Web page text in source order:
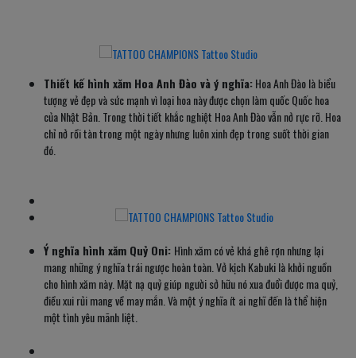
Thiết kế hình xăm Hoa Anh Đào và ý nghĩa:Hoa Anh Đào là biểu
tượng vẻ đẹp và sức mạnh vì loại hoa này được chọn làm quốc Quốc hoa
của Nhật Bản. Trong thời tiết khắc nghiệt Hoa Anh Đào vẫn nở rực rỡ. Hoa
chỉ nở rồi tàn trong một ngày nhưng luôn xinh đẹp trong suốt thời gian
đó.
Ý nghĩa hình xăm Quỷ Oni: Hình xăm có vẻ khá ghê rợn nhưng lại
mang những ý nghĩa trái ngược hoàn toàn. Vở kịch Kabuki là khởi nguồn
cho hình xăm này. Mặt nạ quỷ giúp người sở hữu nó xua đuổi được ma quỷ,
điều xui rủi mang về may mắn. Và một ý nghĩa ít ai nghĩ đến là thể hiện
một tình yêu mãnh liệt.